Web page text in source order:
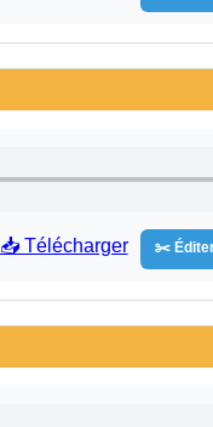
📥 Télécharger ✂️